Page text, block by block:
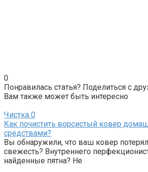
0
Понравилась статья? Поделиться с
Вам также может быть интересно
Чистка 0
Как почистить ворсистый ковер
средствами?
Вы обнаружили, что ваш ковер
свежесть? Внутреннего
найденные пятна? Не